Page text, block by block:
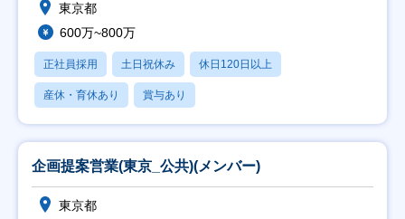
東京都
600万~800万
正社員採用 土日祝休み 休日120日以上
産休・育休あり 賞与あり
企画提案営業(東京_公共)(メンバー)
東京都